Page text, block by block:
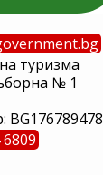
туризма
№ 1